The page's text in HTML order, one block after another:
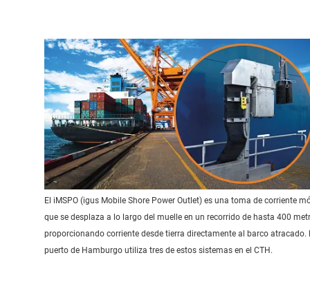
El iMSPO (igus Mobile Shore Power Outlet) es una toma de corriente
que se desplaza a lo largo del muelle en un recorrido de hasta 400
proporcionando corriente desde tierra directamente al barco atracado.
puerto de Hamburgo utiliza tres de estos sistemas en el CTH.